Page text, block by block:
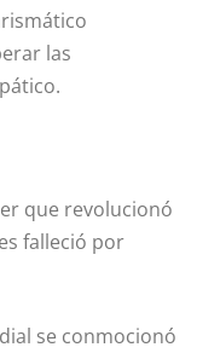
las
que revolucionó
falleció por
se conmocionó